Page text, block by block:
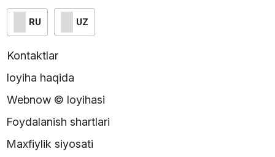
RU UZ
Kontaktlar
loyiha haqida
Webnow © loyihasi
Foydalanish shartlari
Maxfiylik siyosati